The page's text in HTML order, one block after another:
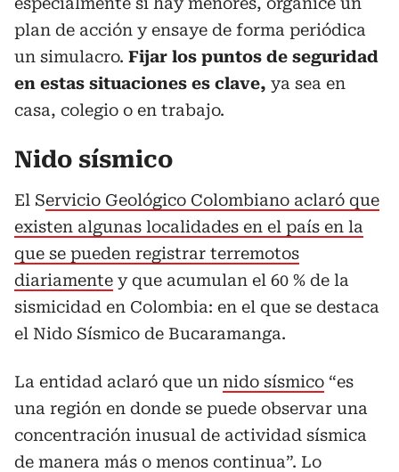
plan de acción y ensaye de forma periódica
un simulacro. Fijar los puntos de seguridad
en estas situaciones es clave, ya sea en
casa, colegio o en trabajo.
Nido sísmico
El Servicio Geológico Colombiano aclaró que
existen algunas localidades en el país en la
que se pueden registrar terremotos
diariamente y que acumulan el 60 % de la
sismicidad en Colombia: en el que se destaca
el Nido Sísmico de Bucaramanga.
La entidad aclaró que un nido sísmico “es
una región en donde se puede observar una
concentración inusual de actividad sísmica
de manera más o menos continua”. Lo